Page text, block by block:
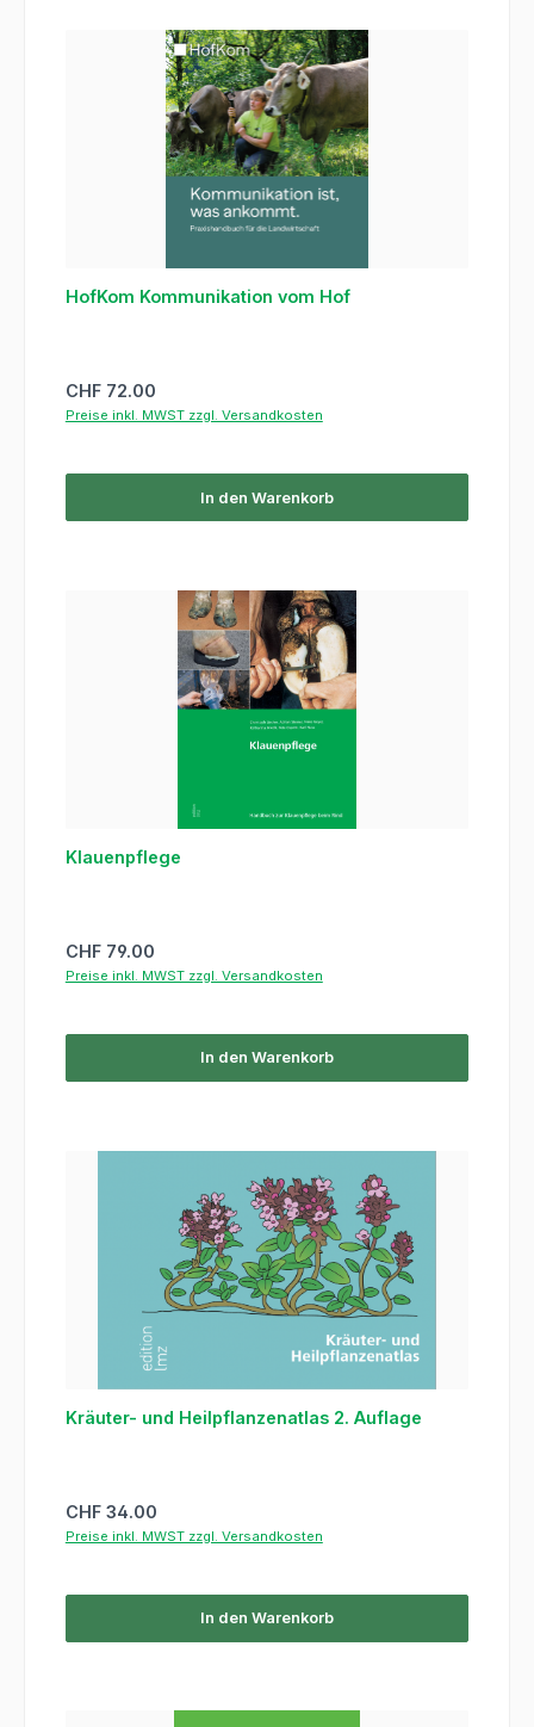
HofKom Kommunikation vom Hof
Regulärer Preis:
CHF 72.00
Preise inkl. MWST zzgl. Versandkosten
In den Warenkorb
Klauenpflege
Regulärer Preis:
CHF 79.00
Preise inkl. MWST zzgl. Versandkosten
In den Warenkorb
Kräuter- und Heilpflanzenatlas 2. Auflage
Regulärer Preis:
CHF 34.00
Preise inkl. MWST zzgl. Versandkosten
In den Warenkorb